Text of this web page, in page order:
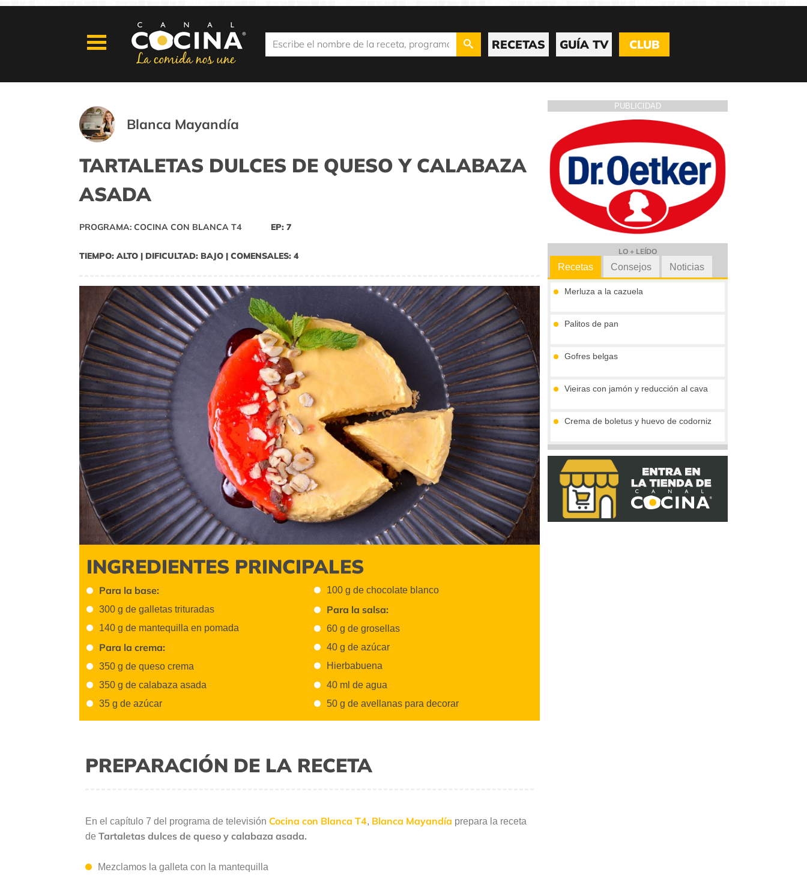
RECETAS GUÍA TV CLUB
Blanca Mayandía
TARTALETAS DULCES DE QUESO Y CALABAZA
ASADA
PROGRAMA: COCINA CON BLANCA T4 EP: 7
TIEMPO: ALTO | DIFICULTAD: BAJO | COMENSALES: 4
INGREDIENTES PRINCIPALES
Para la base:
300 g de galletas trituradas
140 g de mantequilla en pomada
Para la crema:
350 g de queso crema
350 g de calabaza asada
35 g de azúcar
100 g de chocolate blanco
Para la salsa:
60 g de grosellas
40 g de azúcar
Hierbabuena
40 ml de agua
50 g de avellanas para decorar
PREPARACIÓN DE LA RECETA
En el capítulo 7 del programa de televisión Cocina con Blanca T4, Blanca Mayandía prepara la receta
de Tartaletas dulces de queso y calabaza asada.
Mezclamos la galleta con la mantequilla
PUBLICIDAD
LO + LEÍDO
Recetas
Merluza a la cazuela
Palitos de pan
Gofres belgas
Vieiras con jamón y reducción al cava
Crema de boletus y huevo de codorniz
Tronco de chocolate y turrón (sin gluten)
Consejos Noticias